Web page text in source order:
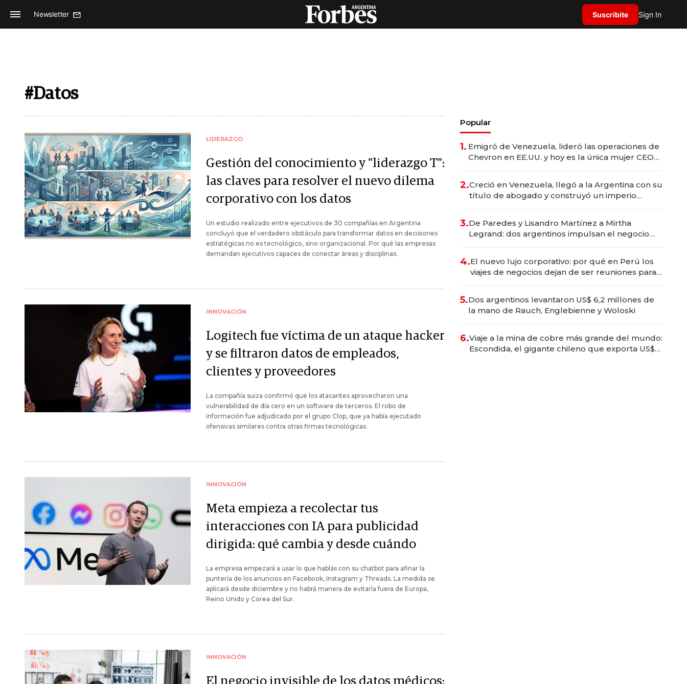
Newsletter Suscribite Sign In
#Datos
LIDERAZGO
Gestión del conocimiento y "liderazgo T":
las claves para resolver el nuevo dilema
corporativo con los datos
Un estudio realizado entre ejecutivos de 30 compañías en Argentina
concluyó que el verdadero obstáculo para transformar datos en decisiones
estratégicas no es tecnológico, sino organizacional. Por qué las empresas
demandan ejecutivos capaces de conectar áreas y disciplinas.
INNOVACIÓN
Logitech fue víctima de un ataque hacker
y se filtraron datos de empleados,
clientes y proveedores
La compañía suiza confirmó que los atacantes aprovecharon una
vulnerabilidad de día cero en un software de terceros. El robo de
información fue adjudicado por el grupo Clop, que ya había ejecutado
ofensivas similares contra otras firmas tecnológicas.
INNOVACIÓN
Meta empieza a recolectar tus
interacciones con IA para publicidad
dirigida: qué cambia y desde cuándo
La empresa empezará a usar lo que hablás con su chatbot para afinar la
puntería de los anuncios en Facebook, Instagram y Threads. La medida se
aplicará desde diciembre y no habrá manera de evitarla fuera de Europa,
Reino Unido y Corea del Sur.
INNOVACIÓN
El negocio invisible de los datos médicos:
Popular
1. Emigró de Venezuela, lideró las operaciones de
Chevron en EE.UU. y hoy es la única mujer CEO
2.Creció en Venezuela, llegó a la Argentina con su
título de abogado y construyó un imperio
3.De Paredes y Lisandro Martínez a Mirtha
Legrand: dos argentinos impulsan el negocio
4.El nuevo lujo corporativo: por qué en Perú los
viajes de negocios dejan de ser reuniones para
5.Dos argentinos levantaron US$ 6,2 millones de
la mano de Rauch, Englebienne y Woloski
6.Viaje a la mina de cobre más grande del mundo:
Escondida, el gigante chileno que exporta US$